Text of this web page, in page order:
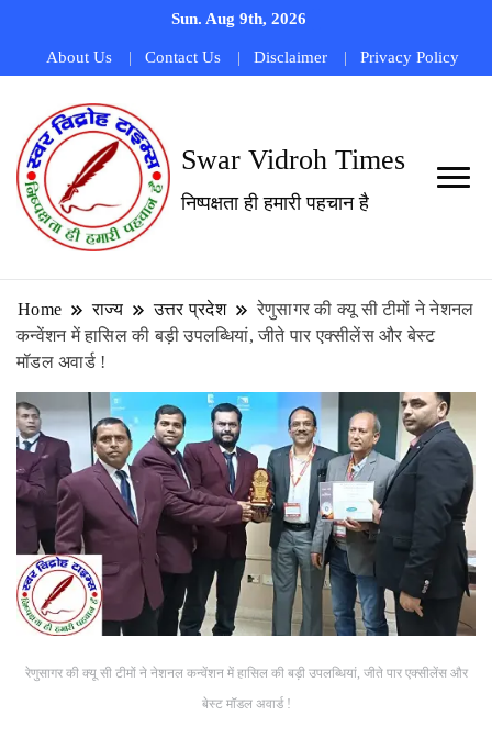
Sun. Aug 9th, 2026
About Us Contact Us Disclaimer Privacy Policy
Swar Vidroh Times
निष्पक्षता ही हमारी पहचान है
Home राज्य उत्तर प्रदेश
रेणुसागर की क्यू सी टीमों ने नेशनल
कन्वेंशन में हासिल की बड़ी उपलब्धियां, जीते पार एक्सीलेंस और बेस्ट
मॉडल अवार्ड !
रेणुसागर की क्यू सी टीमों ने नेशनल कन्वेंशन में हासिल की बड़ी उपलब्धियां, जीते पार एक्सीलेंस और
बेस्ट मॉडल अवार्ड !